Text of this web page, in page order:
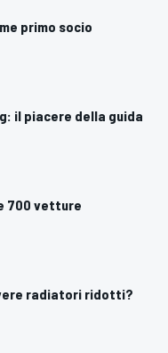
primo socio
il piacere della guida
700 vetture
radiatori ridotti?